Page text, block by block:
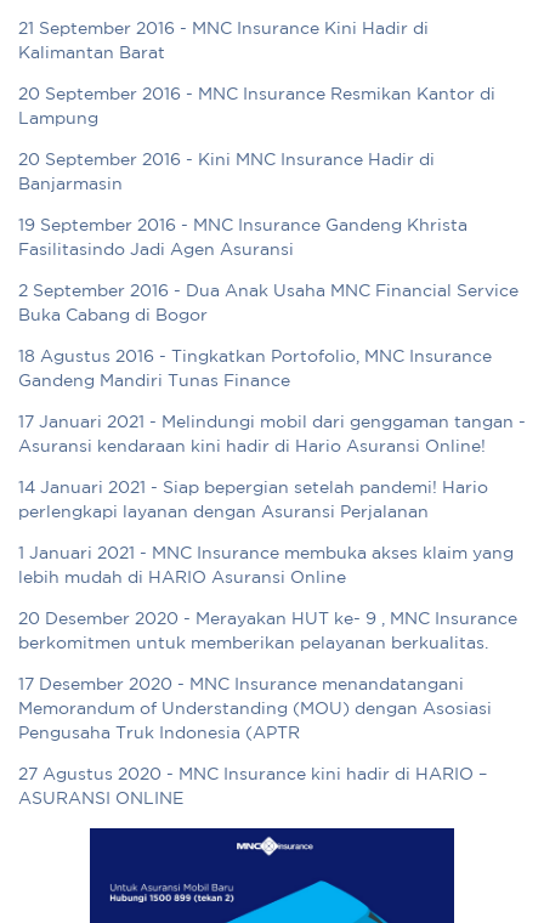
21 September 2016 - MNC Insurance Kini Hadir di
Kalimantan Barat
20 September 2016 - MNC Insurance Resmikan Kantor di
Lampung
20 September 2016 - Kini MNC Insurance Hadir di
Banjarmasin
19 September 2016 - MNC Insurance Gandeng Khrista
Fasilitasindo Jadi Agen Asuransi
2 September 2016 - Dua Anak Usaha MNC Financial Service
Buka Cabang di Bogor
18 Agustus 2016 - Tingkatkan Portofolio, MNC Insurance
Gandeng Mandiri Tunas Finance
17 Januari 2021 - Melindungi mobil dari genggaman tangan -
Asuransi kendaraan kini hadir di Hario Asuransi Online!
14 Januari 2021 - Siap bepergian setelah pandemi! Hario
perlengkapi layanan dengan Asuransi Perjalanan
1 Januari 2021 - MNC Insurance membuka akses klaim yang
lebih mudah di HARIO Asuransi Online
20 Desember 2020 - Merayakan HUT ke- 9 , MNC Insurance
berkomitmen untuk memberikan pelayanan berkualitas.
17 Desember 2020 - MNC Insurance menandatangani
Memorandum of Understanding (MOU) dengan Asosiasi
Pengusaha Truk Indonesia (APTR
27 Agustus 2020 - MNC Insurance kini hadir di HARIO –
ASURANSI ONLINE